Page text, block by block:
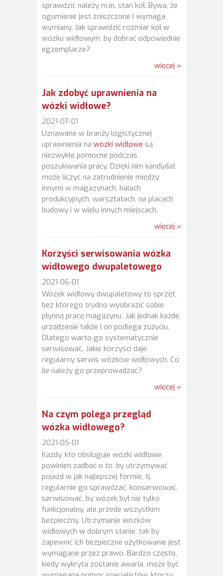
sprawdzić należy m.in. stan kół. Bywa, że
ogumienie jest zniszczone i wymaga
wymiany. Jak sprawdzić rozmiar kół w
wózku widłowym, by dobrać odpowiednie
egzemplarze?
więcej »
Jak zdobyć uprawnienia na
wózki widłowe?
2021-07-01
Uznawane w branży logistycznej
uprawnienia na wózki widłowe są
niezwykle pomocne podczas
poszukiwania pracy. Dzięki nim kandydat
może liczyć na zatrudnienie między
innymi w magazynach, halach
produkcyjnych, warsztatach, na placach
budowy i w wielu innych miejscach.
więcej »
Korzyści serwisowania wózka
widłowego dwupaletowego
2021-06-01
Wózek widłowy dwupaletowy to sprzęt,
bez którego trudno wyobrazić sobie
płynną pracę magazynu. Jak jednak każde
urządzenie także i on podlega zużyciu.
Dlatego warto go systematycznie
serwisować. Jakie korzyści daje
regularny serwis wózków widłowych. Co
ile należy go przeprowadzać?
więcej »
Na czym polega przegląd
wózka widłowego?
2021-05-01
Każdy, kto obsługuje wózki widłowe,
powinien zadbać o to, by utrzymywać
pojazd w jak najlepszej formie, tj.
regularnie go sprawdzać, konserwować,
serwisować, by wózek był nie tylko
funkcjonalny, ale przede wszystkim
bezpieczny. Utrzymanie wózków
widłowych w dobrym stanie, tak by
zapewnić ich bezpieczne użytkowanie jest
wymagane przez prawo. Bardzo często,
kiedy wykryta zostanie awaria, może być